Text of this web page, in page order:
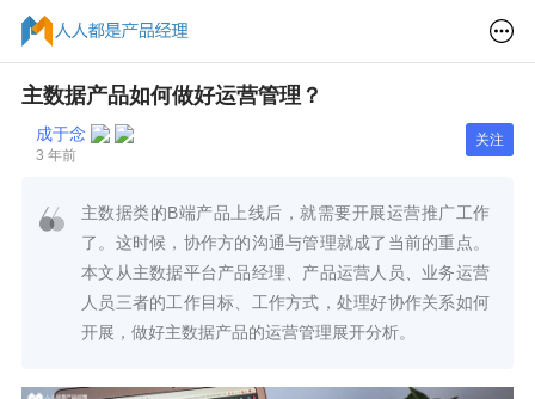
主数据产品如何做好运营管理？
成于念
3 年前
关注
主数据类的B端产品上线后，就需要开展运营推广工作
了。这时候，协作方的沟通与管理就成了当前的重点。
本文从主数据平台产品经理、产品运营人员、业务运营
人员三者的工作目标、工作方式，处理好协作关系如何
开展，做好主数据产品的运营管理展开分析。